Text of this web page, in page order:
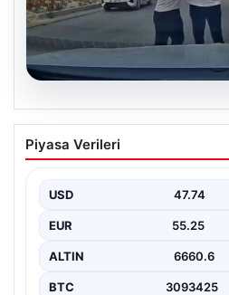
Trafikte Tartışma
Testere ve Darbe
bir tartışma, şiddet olayına
Piyasa Verileri
USD 47.74
EUR 55.25
ALTIN 6660.6
BTC 3093425